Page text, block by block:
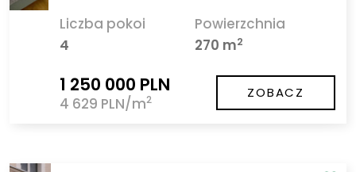
Liczba pokoi
4
Powierzchnia
270 m2
1 250 000 PLN
4 629 PLN/m2 ZOBACZ